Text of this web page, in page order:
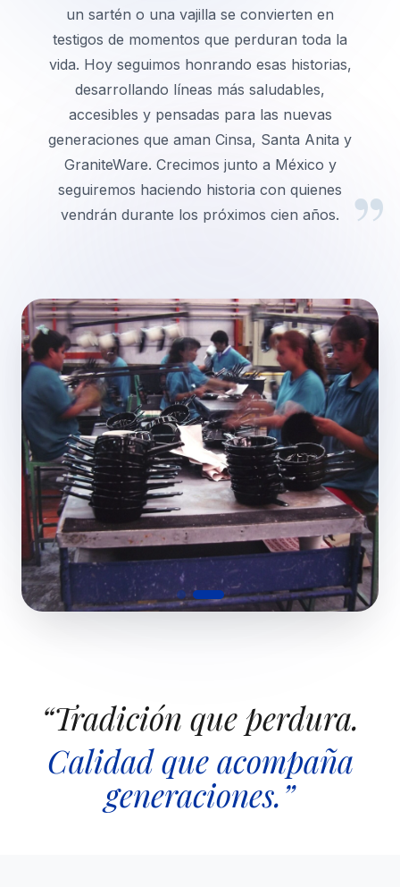
un sartén o una vajilla se convierten en
testigos de momentos que perduran toda la
vida. Hoy seguimos honrando esas historias,
desarrollando líneas más saludables,
accesibles y pensadas para las nuevas
generaciones que aman Cinsa, Santa Anita y
GraniteWare. Crecimos junto a México y
seguiremos haciendo historia con quienes
vendrán durante los próximos cien años.
”
“Tradición que perdura.
Calidad que acompaña
generaciones.”